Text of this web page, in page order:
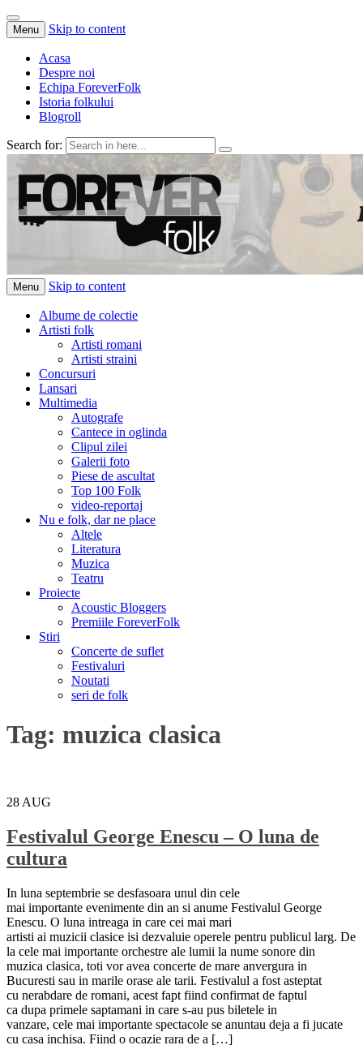
Menu Skip to content
Acasa
Despre noi
Echipa ForeverFolk
Istoria folkului
Blogroll
Search for:
ForeverFolk
Muzica sufletului tau
Menu Skip to content
Albume de colectie
Artisti folk
Artisti romani
Artisti straini
Concursuri
Lansari
Multimedia
Autografe
Cantece in oglinda
Clipul zilei
Galerii foto
Piese de ascultat
Top 100 Folk
video-reportaj
Nu e folk, dar ne place
Altele
Literatura
Muzica
Teatru
Proiecte
Acoustic Bloggers
Premiile ForeverFolk
Stiri
Concerte de suflet
Festivaluri
Noutati
seri de folk
Tag: muzica clasica
28 AUG
Festivalul George Enescu – O luna de
cultura
In luna septembrie se desfasoara unul din cele
mai importante evenimente din an si anume Festivalul George
Enescu. O luna intreaga in care cei mai mari
artisti ai muzicii clasice isi dezvaluie operele pentru publicul larg. De
la cele mai importante orchestre ale lumii la nume sonore din
muzica clasica, toti vor avea concerte de mare anvergura in
Bucuresti sau in marile orase ale tarii. Festivalul a fost asteptat
cu nerabdare de romani, acest fapt fiind confirmat de faptul
ca dupa primele saptamani in care s-au pus biletele in
vanzare, cele mai importante spectacole se anuntau deja a fi jucate
cu casa inchisa. Fiind o ocazie rara de a […]